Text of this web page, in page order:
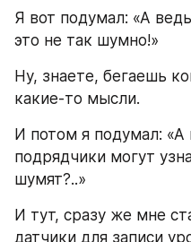
Я вот подумал: «А
это не так шумно!»
Ну, знаете, бегаешь
какие-то мысли.
И потом я подумал: «А
подрядчики могут
шумят?..»
И тут, сразу же мне
датчики для записи